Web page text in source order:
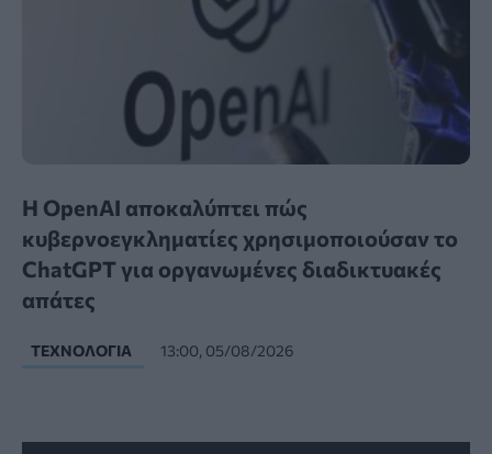
Η OpenAI αποκαλύπτει πώς
κυβερνοεγκληματίες χρησιμοποιούσαν το
ChatGPT για οργανωμένες διαδικτυακές
απάτες
ΤΕΧΝΟΛΟΓΊΑ 13:00, 05/08/2026